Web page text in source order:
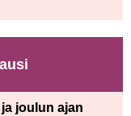
joulun ajan